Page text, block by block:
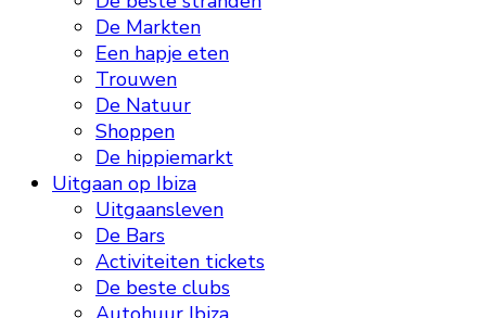
De Markten
Een hapje eten
Trouwen
De Natuur
Shoppen
De hippiemarkt
Uitgaan op Ibiza
Uitgaansleven
De Bars
Activiteiten tickets
De beste clubs